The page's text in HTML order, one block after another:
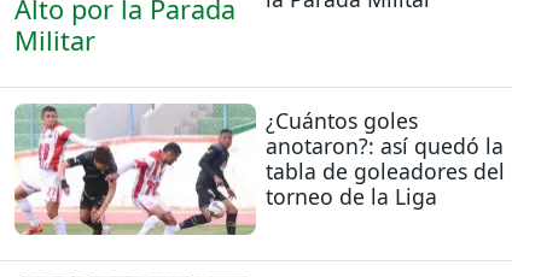
¿Cuántos goles
anotaron?: así quedó la
tabla de goleadores del
torneo de la Liga